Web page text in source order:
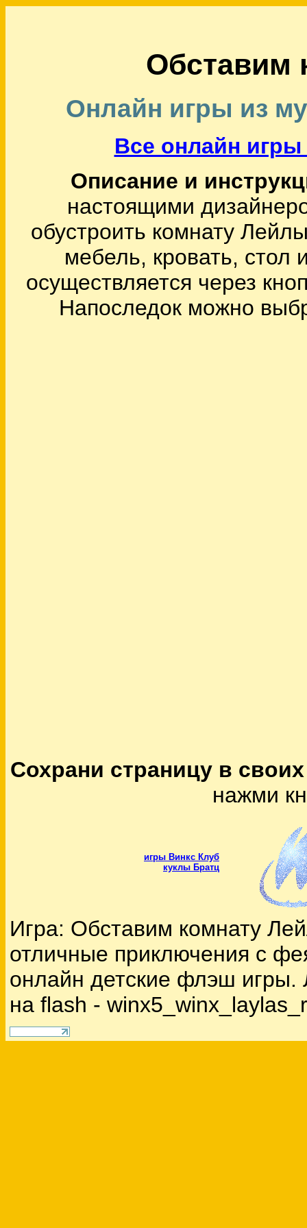
Обставим
Онлайн игры из
Все онлайн
Описание и
настоящими
обустроить комнату
мебель, кровать, стол
осуществляется через
Напоследок можно
Сохрани страницу в своих
нажми
игры Винкс Клуб
куклы Братц
Игра: Обставим комнату
отличные приключения с
онлайн детские флэш игры.
на flash -